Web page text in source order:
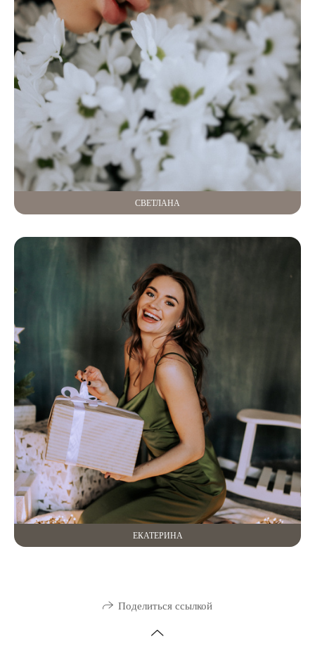
СВЕТЛАНА
ЕКАТЕРИНА
Поделиться ссылкой